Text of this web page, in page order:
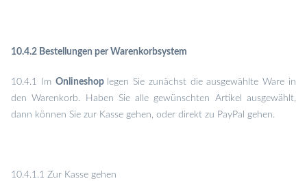
10.4.2 Bestellungen per Warenkorbsystem
10.4.1 Im Onlineshop legen Sie zunächst die ausgewählte Ware in
den Warenkorb. Haben Sie alle gewünschten Artikel ausgewählt,
dann können Sie zur Kasse gehen, oder direkt zu PayPal gehen.
10.4.1.1 Zur Kasse gehen